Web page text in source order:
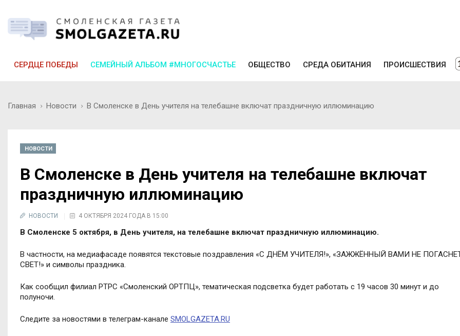
СЕРДЦЕ ПОБЕДЫ СЕМЕЙНЫЙ АЛЬБОМ #МНОГОСЧАСТЬЕ ОБЩЕСТВО СРЕДА ОБИТАНИЯ ПРОИСШЕСТВИЯ
Главная Новости В Смоленске в День учителя на телебашне включат праздничную иллюминацию
НОВОСТИ
В Смоленске в День учителя на телебашне включат
праздничную иллюминацию
НОВОСТИ 4 ОКТЯБРЯ 2024 ГОДА В 15:00
В Смоленске 5 октября, в День учителя, на телебашне включат праздничную иллюминацию.
В частности, на медиафасаде появятся текстовые поздравления «С ДНЁМ УЧИТЕЛЯ!», «ЗАЖЖЁННЫЙ ВАМИ НЕ
СВЕТ!» и символы праздника.
Как сообщил филиал РТРС «Смоленский ОРТПЦ», тематическая подсветка будет работать с 19 часов 30 минут и до
полуночи.
Следите за новостями в телеграм-канале SMOLGAZETA.RU